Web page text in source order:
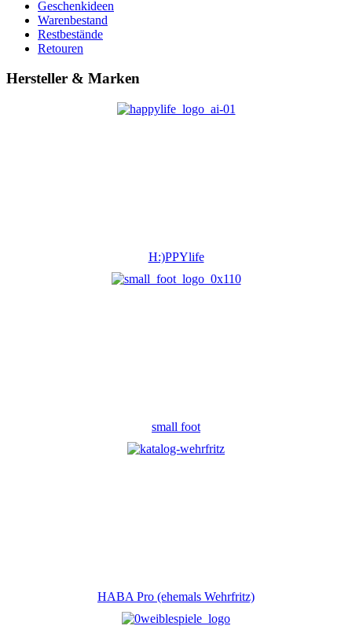
Geschenkideen
Warenbestand
Restbestände
Retouren
Hersteller & Marken
H:)PPYlife
small foot
HABA Pro (ehemals Wehrfritz)